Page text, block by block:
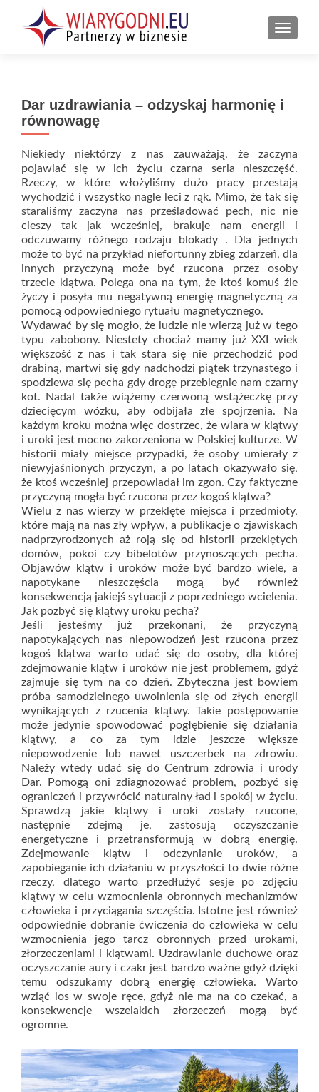
Dar uzdrawiania – odzyskaj harmonię i
równowagę
Niekiedy niektórzy z nas zauważają, że zaczyna
pojawiać się w ich życiu czarna seria nieszczęść.
Rzeczy, w które włożyliśmy dużo pracy przestają
wychodzić i wszystko nagle leci z rąk. Mimo, że tak się
staraliśmy zaczyna nas prześladować pech, nic nie
cieszy tak jak wcześniej, brakuje nam energii i
odczuwamy różnego rodzaju blokady . Dla jednych
może to być na przykład niefortunny zbieg zdarzeń, dla
innych przyczyną może być rzucona przez osoby
trzecie klątwa. Polega ona na tym, że ktoś komuś źle
życzy i posyła mu negatywną energię magnetyczną za
pomocą odpowiedniego rytuału magnetycznego.
Wydawać by się mogło, że ludzie nie wierzą już w tego
typu zabobony. Niestety chociaż mamy już XXI wiek
większość z nas i tak stara się nie przechodzić pod
drabiną, martwi się gdy nadchodzi piątek trzynastego i
spodziewa się pecha gdy drogę przebiegnie nam czarny
kot. Nadal także wiążemy czerwoną wstążeczkę przy
dziecięcym wózku, aby odbijała złe spojrzenia. Na
każdym kroku można więc dostrzec, że wiara w klątwy
i uroki jest mocno zakorzeniona w Polskiej kulturze. W
historii miały miejsce przypadki, że osoby umierały z
niewyjaśnionych przyczyn, a po latach okazywało się,
że ktoś wcześniej przepowiadał im zgon. Czy faktyczne
przyczyną mogła być rzucona przez kogoś klątwa?
Wielu z nas wierzy w przeklęte miejsca i przedmioty,
które mają na nas zły wpływ, a publikacje o zjawiskach
nadprzyrodzonych aż roją się od historii przeklętych
domów, pokoi czy bibelotów przynoszących pecha.
Objawów klątw i uroków może być bardzo wiele, a
napotykane nieszczęścia mogą być również
konsekwencją jakiejś sytuacji z poprzedniego wcielenia.
Jak pozbyć się klątwy uroku pecha?
Jeśli jesteśmy już przekonani, że przyczyną
napotykających nas niepowodzeń jest rzucona przez
kogoś klątwa warto udać się do osoby, dla której
zdejmowanie klątw i uroków nie jest problemem, gdyż
zajmuje się tym na co dzień. Zbyteczna jest bowiem
próba samodzielnego uwolnienia się od złych energii
wynikających z rzucenia klątwy. Takie postępowanie
może jedynie spowodować pogłębienie się działania
klątwy, a co za tym idzie jeszcze większe
niepowodzenie lub nawet uszczerbek na zdrowiu.
Należy wtedy udać się do Centrum zdrowia i urody
Dar. Pomogą oni zdiagnozować problem, pozbyć się
ograniczeń i przywrócić naturalny ład i spokój w życiu.
Sprawdzą jakie klątwy i uroki zostały rzucone,
następnie zdejmą je, zastosują oczyszczanie
energetyczne i przetransformują w dobrą energię.
Zdejmowanie klątw i odczynianie uroków, a
zapobieganie ich działaniu w przyszłości to dwie różne
rzeczy, dlatego warto przedłużyć sesje po zdjęciu
klątwy w celu wzmocnienia obronnych mechanizmów
człowieka i przyciągania szczęścia. Istotne jest również
odpowiednie dobranie ćwiczenia do człowieka w celu
wzmocnienia jego tarcz obronnych przed urokami,
złorzeczeniami i klątwami. Uzdrawianie duchowe oraz
oczyszczanie aury i czakr jest bardzo ważne gdyż dzięki
temu odszukamy dobrą energię człowieka. Warto
wziąć los w swoje ręce, gdyż nie ma na co czekać, a
konsekwencje wszelakich złorzeczeń mogą być
ogromne.